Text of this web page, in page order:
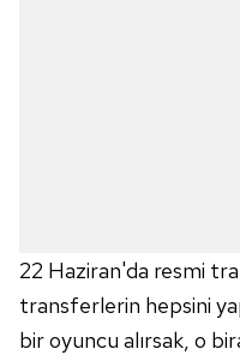
22 Haziran'da resmi
transferlerin hepsini
bir oyuncu alırsak, o